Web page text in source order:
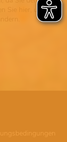
Sie hier, um